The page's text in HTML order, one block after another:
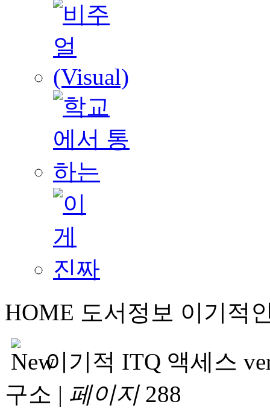
HOME 도서정보 이기적
이기적 ITQ 액세스
구소 | 페이지288